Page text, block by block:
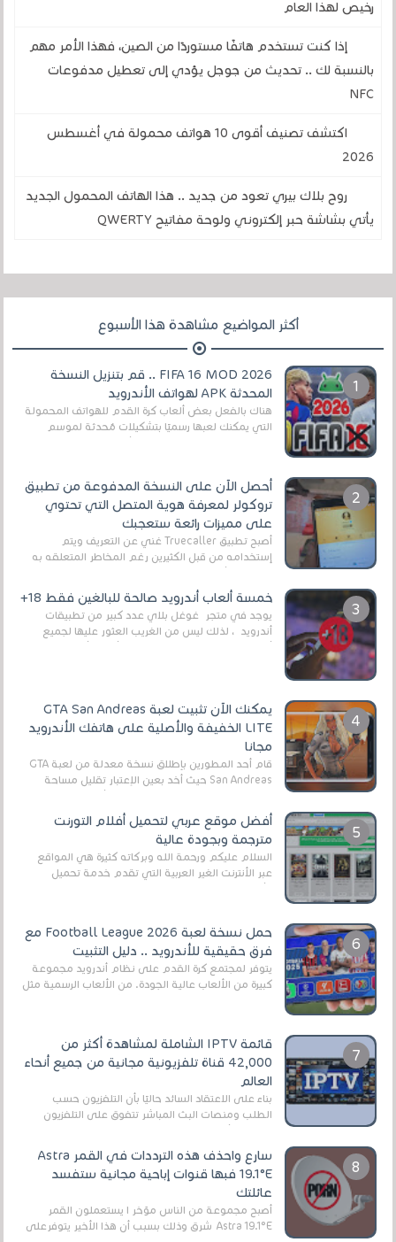
رخيص لهذا العام
إذا كنت تستخدم هاتفًا مستوردًا من الصين، فهذا الأمر مهم
بالنسبة لك .. تحديث من جوجل يؤدي إلى تعطيل مدفوعات
NFC
اكتشف تصنيف أقوى 10 هواتف محمولة في أغسطس
2026
روح بلاك بيري تعود من جديد .. هذا الهاتف المحمول الجديد
يأتي بشاشة حبر إلكتروني ولوحة مفاتيح QWERTY
أكثر المواضيع مشاهدة هذا الأسبوع
FIFA 16 MOD 2026 .. قم بتنزيل النسخة
المحدثة APK لهواتف الأندرويد
هناك بالفعل بعض ألعاب كرة القدم للهواتف المحمولة
التي يمكنك لعبها رسميًا بتشكيلات مُحدثة لموسم
أحصل الآن على النسخة المدفوعة من تطبيق
تروكولر لمعرفة هوية المتصل التي تحتوي
على مميزات رائعة ستعجبك
أصبح تطبيق Truecaller غني عن التعريف ويتم
إستخدامه من قبل الكثيرين رغم المخاطر المتعلقه به
خمسة ألعاب أندرويد صالحة للبالغين فقط 18+
يوجد في متجر غوغل بلاي عدد كبير من تطبيقات
أندرويد ، لذلك ليس من الغريب العثور عليها لجميع
يمكنك الآن تثبيت لعبة GTA San Andreas
LITE الخفيفة والأصلية على هاتفك الأندرويد
مجانا
قام أحد المطورين بإطلاق نسخة معدلة من لعبة GTA
San Andreas حيث أخد بعين الإعتبار تقليل مساحة
أفضل موقع عربي لتحميل أفلام التورنت
مترجمة وبجودة عالية
السلام عليكم ورحمة الله وبركاته كثيرة هي المواقع
عبر الأنترنت الغير العربية التي تقدم خدمة تحميل
حمل نسخة لعبة Football League 2026 مع
فرق حقيقية للأندرويد .. دليل التثبيت
يتوفر لمجتمع كرة القدم على نظام أندرويد مجموعة
كبيرة من الألعاب عالية الجودة. من الألعاب الرسمية مثل
قائمة IPTV الشاملة لمشاهدة أكثر من
42,000 قناة تلفزيونية مجانية من جميع أنحاء
العالم
بناءً على الاعتقاد السائد حاليًا بأن التلفزيون حسب
الطلب ومنصات البث المباشر تتفوق على التلفزيون
سارع واحذف هذه الترددات في القمر Astra
19.1°E فبها قنوات إباحية مجانية ستفسد
عائلتك
أصبح مجموعة من الناس مؤخر ا يستعملون القمر
Astra 19.1°E شرق وذلك بسبب أن هذا الأخير يتوفرعلى